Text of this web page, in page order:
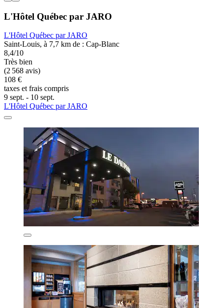
L'Hôtel Québec par JARO
L'Hôtel Québec par JARO
Saint-Louis, à 7,7 km de : Cap-Blanc
8,4/10
Très bien
(2 568 avis)
108 €
taxes et frais compris
9 sept. - 10 sept.
L'Hôtel Québec par JARO